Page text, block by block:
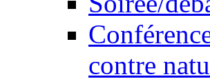
contre